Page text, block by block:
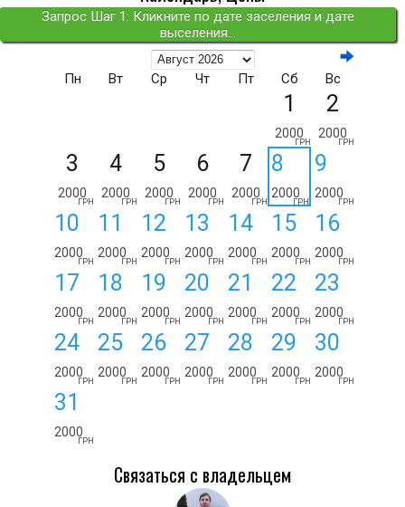
Запрос Шаг 1: Кликните по дате заселения и дате
выселения...
Пн Вт Ср Чт Пт Сб Вс
1
2000
ГРН
2
2000
ГРН
3
2000
ГРН
4
2000
ГРН
5
2000
ГРН
6
2000
ГРН
7
2000
ГРН
8
2000
ГРН
9
2000
ГРН
10
2000
ГРН
11
2000
ГРН
12
2000
ГРН
13
2000
ГРН
14
2000
ГРН
15
2000
ГРН
16
2000
ГРН
17
2000
ГРН
18
2000
ГРН
19
2000
ГРН
20
2000
ГРН
21
2000
ГРН
22
2000
ГРН
23
2000
ГРН
24
2000
ГРН
25
2000
ГРН
26
2000
ГРН
27
2000
ГРН
28
2000
ГРН
29
2000
ГРН
30
2000
ГРН
31
2000
ГРН
Связаться с владельцем